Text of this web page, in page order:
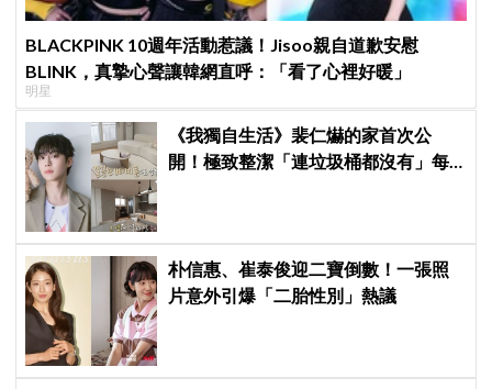
BLACKPINK 10週年活動惹議！Jisoo親自道歉安慰
BLINK，真摯心聲讓韓網直呼：「看了心裡好暖」
明星
《我獨自生活》裴仁爀的家首次公
開！極致整潔「連垃圾桶都沒有」每
朴信惠、崔泰俊迎二寶倒數！一張照
片意外引爆「二胎性別」熱議